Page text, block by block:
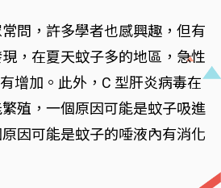
問，許多學者也感興趣，但有
，在夏天蚊子多的地區，急性
增加。此外，C 型肝炎病毒在
殖，一個原因可能是蚊子吸進
因可能是蚊子的唾液內有消化